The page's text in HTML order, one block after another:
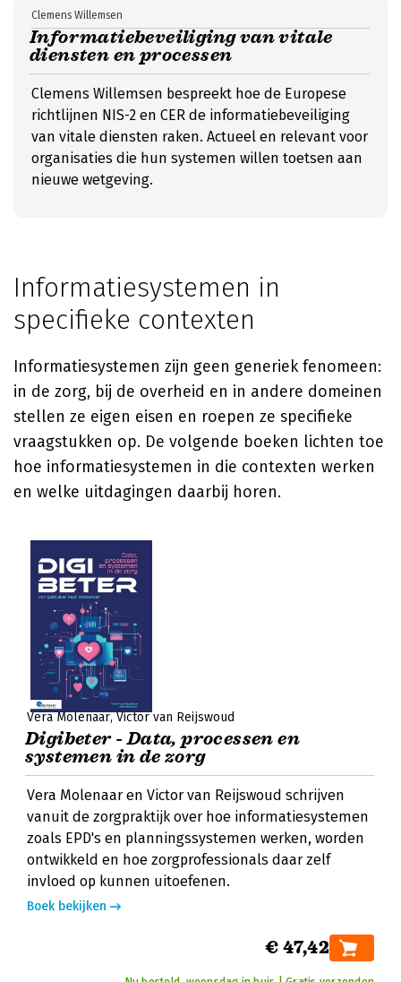
Informatiebeveiliging van vitale
diensten en processen
Clemens Willemsen
Clemens Willemsen bespreekt hoe de Europese
richtlijnen NIS-2 en CER de informatiebeveiliging
van vitale diensten raken. Actueel en relevant voor
organisaties die hun systemen willen toetsen aan
nieuwe wetgeving.
Informatiesystemen in
specifieke contexten
Informatiesystemen zijn geen generiek fenomeen:
in de zorg, bij de overheid en in andere domeinen
stellen ze eigen eisen en roepen ze specifieke
vraagstukken op. De volgende boeken lichten toe
hoe informatiesystemen in die contexten werken
en welke uitdagingen daarbij horen.
Vera Molenaar Victor van Reijswoud
Digibeter - Data, processen en
systemen in de zorg
Vera Molenaar en Victor van Reijswoud schrijven
vanuit de zorgpraktijk over hoe informatiesystemen
zoals EPD's en planningssystemen werken, worden
ontwikkeld en hoe zorgprofessionals daar zelf
invloed op kunnen uitoefenen.
Boek bekijken
€ 47,42